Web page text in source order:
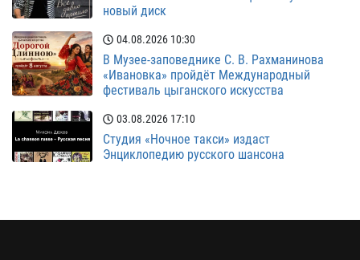
новый диск
04.08.2026 10:30
В Музее-заповеднике С. В. Рахманинова
«Ивановка» пройдёт Международный
фестиваль цыганского искусства
03.08.2026 17:10
Студия «Ночное такси» издаст
Энциклопедию русского шансона